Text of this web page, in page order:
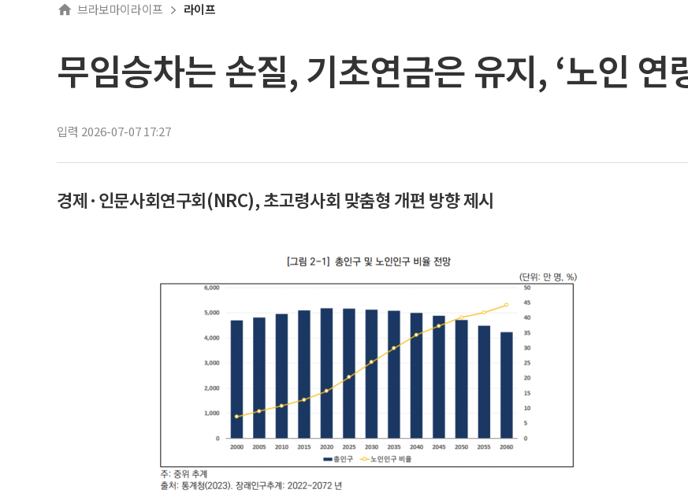
브라보마이라이프 라이프
무임승차는 손질, 기초연금은 유지, ‘노인 연
입력 2026-07-07 17:27
경제·인문사회연구회(NRC), 초고령사회 맞춤형 개편 방향 제시